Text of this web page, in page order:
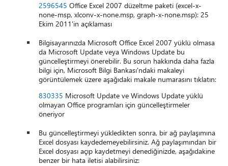
2596545 Office Excel 2007 düzeltme paketi (excel-x-
none-msp, xlconv-x-none.msp, graph-x-none.msp): 25
Ekim 2011'in açıklaması
Bilgisayarınızda Microsoft Office Excel 2007 yüklü olmasa
da Microsoft Update veya Windows Update bu
güncelleştirmeyi önerebilir. Bu sorun hakkında daha fazla
bilgi için, Microsoft Bilgi Bankası'ndaki makaleyi
görüntülemek üzere aşağıdaki makale numarasını tıklatın:
830335 Microsoft Update ve Windows Update yüklü
olmayan Office programları için güncelleştirmeler
öneriyor
Bu güncelleştirmeyi yükledikten sonra, bir ağ paylaşımına
Excel dosyası kaydedemeyebilirsiniz. Ağ paylaşımından bir
Excel dosyası açıp kaydetmeyi denediğinizde, aşağıdakine
benzer bir hata iletisi alabilirsiniz: